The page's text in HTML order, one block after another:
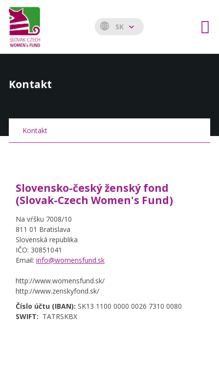
SK
Kontakt
Kontakt
Slovensko-český ženský fond
(Slovak-Czech Women's Fund)
Na vŕšku 7008/10
811 01 Bratislava
Slovenská republika
IČO: 30851041
Email: info@womensfund.sk
http://www.womensfund.sk/
http://www.zenskyfond.sk/
Číslo účtu (IBAN): SK13 1100 0000 0026 7310 0080
SWIFT: TATRSKBX